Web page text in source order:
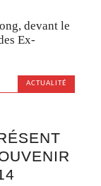
devant le
Ex-
ACTUALITÉ